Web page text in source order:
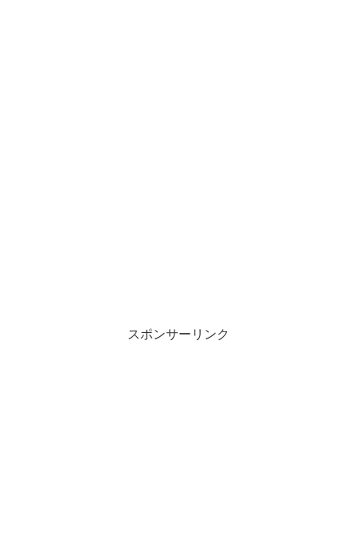
スポンサーリンク